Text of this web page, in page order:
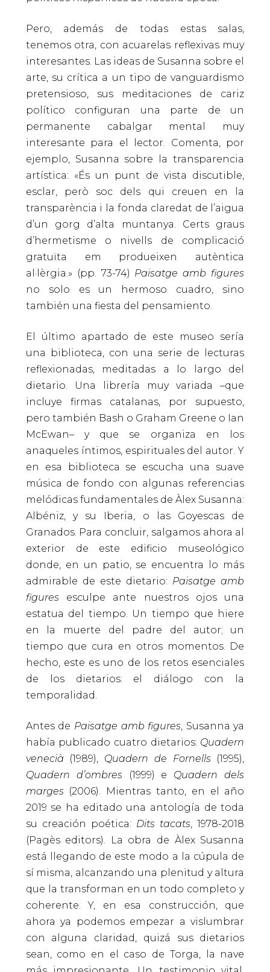
Pero, además de todas estas salas,
tenemos otra, con acuarelas reflexivas muy
interesantes. Las ideas de Susanna sobre el
arte, su crítica a un tipo de vanguardismo
pretensioso, sus meditaciones de cariz
político configuran una parte de un
permanente cabalgar mental muy
interesante para el lector. Comenta, por
ejemplo, Susanna sobre la transparencia
artística: «És un punt de vista discutible,
esclar, però soc dels qui creuen en la
transparència i la fonda claredat de l’aigua
d’un gorg d’alta muntanya. Certs graus
d’hermetisme o nivells de complicació
gratuïta em produeixen autèntica
al·lèrgia.» (pp. 73-74) Paisatge amb figures
no solo es un hermoso cuadro, sino
también una fiesta del pensamiento.
El último apartado de este museo sería
una biblioteca, con una serie de lecturas
reflexionadas, meditadas a lo largo del
dietario. Una librería muy variada –que
incluye firmas catalanas, por supuesto,
pero también Bash o Graham Greene o Ian
McEwan– y que se organiza en los
anaqueles íntimos, espirituales del autor. Y
en esa biblioteca se escucha una suave
música de fondo con algunas referencias
melódicas fundamentales de Àlex Susanna:
Albéniz, y su Iberia, o las Goyescas de
Granados. Para concluir, salgamos ahora al
exterior de este edificio museológico
donde, en un patio, se encuentra lo más
admirable de este dietario: Paisatge amb
figures esculpe ante nuestros ojos una
estatua del tiempo. Un tiempo que hiere
en la muerte del padre del autor; un
tiempo que cura en otros momentos. De
hecho, este es uno de los retos esenciales
de los dietarios: el diálogo con la
temporalidad.
Antes de Paisatge amb figures, Susanna ya
había publicado cuatro dietarios: Quadern
venecià (1989), Quadern de Fornells (1995),
Quadern d’ombres (1999) e Quadern dels
marges (2006). Mientras tanto, en el año
2019 se ha editado una antología de toda
su creación poética: Dits tacats, 1978-2018
(Pagès editors). La obra de Àlex Susanna
está llegando de este modo a la cúpula de
sí misma, alcanzando una plenitud y altura
que la transforman en un todo completo y
coherente. Y, en esa construcción, que
ahora ya podemos empezar a vislumbrar
con alguna claridad, quizá sus dietarios
sean, como en el caso de Torga, la nave